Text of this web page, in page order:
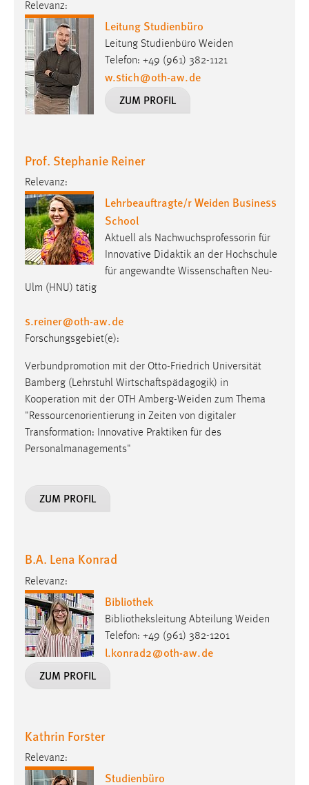
Relevanz:
Leitung Studienbüro
Leitung Studienbüro Weiden
Telefon: +49 (961) 382-1121
w.stich@oth-aw.de
ZUM PROFIL
Prof. Stephanie Reiner
Relevanz:
Lehrbeauftragte/r Weiden Business
School
Aktuell als Nachwuchsprofessorin für
Innovative Didaktik an der Hochschule
für angewandte Wissenschaften Neu-
Ulm (HNU) tätig
s.reiner@oth-aw.de
Forschungsgebiet(e):
Verbundpromotion mit der Otto-Friedrich Universität
Bamberg (Lehrstuhl Wirtschaftspädagogik) in
Kooperation mit der OTH Amberg-Weiden zum Thema
"Ressourcenorientierung in Zeiten von digitaler
Transformation: Innovative Praktiken für des
Personalmanagements"
ZUM PROFIL
B.A. Lena Konrad
Relevanz:
Bibliothek
Bibliotheksleitung Abteilung Weiden
Telefon: +49 (961) 382-1201
l.konrad2@oth-aw.de
ZUM PROFIL
Kathrin Forster
Relevanz:
Studienbüro
Statistik Cookies erfassen Informationen anonym.
Diese Informationen helfen uns zu verstehen, wie
unsere Besucher unsere Website nutzen.
Matomo
Name:
Zugriffsstatistik
Cookie Laufzeit:
Max. 13 Monate
MARKETING
Marketing Cookies werden von Drittanbietern
Sie tun dies, indem sie Besucher über Websites
hinweg verfolgen.
Google Ads
Name:
Anbieter:
Google Ireland Limited
Name:
_fbp
Anbieter:
Facebook
Zweck:
3 Monate